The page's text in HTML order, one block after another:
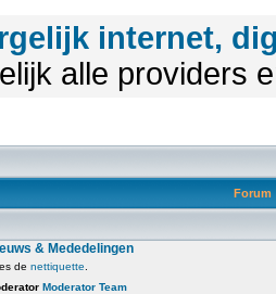
internet,
alle providers
Forum
& Mededelingen
de nettiquette
Moderator Team